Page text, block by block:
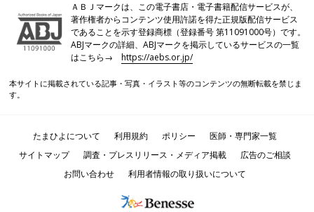
ＡＢＪマークは、この電子書店・電子書籍配信サービスが、
著作権者からコンテンツ使用許諾を得た正規版配信サービス
であることを示す登録商標（登録番号 第11091000号）です。
ABJマークの詳細、ABJマークを掲示しているサービスの一覧
はこちら→https://aebs.or.jp/
本サイトに掲載されている記事・写真・イラスト等のコンテンツの無断転載を禁じま
す。
たまひよについて 利用規約 ポリシー
医師・専門家一覧
サイトマップ
調査・プレスリリース・メディア掲載
広告のご相談
お問い合わせ
利用者情報の取り扱いについて